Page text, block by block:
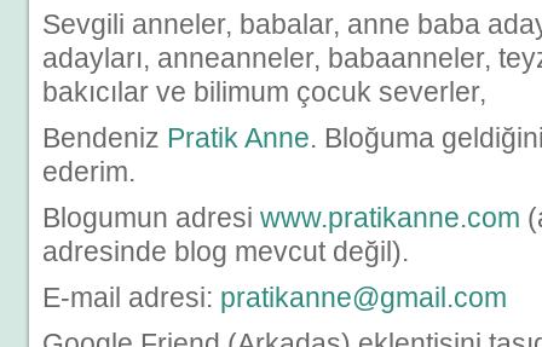
Sevgili anneler, babalar, anne baba
adayları, anneanneler, babaanneler,
bakıcılar ve bilimum çocuk severler,
Bendeniz Pratik Anne. Bloğuma
ederim.
Blogumun adresi www.pratikanne.com
adresinde blog mevcut değil).
E-mail adresi: pratikanne@gmail.com